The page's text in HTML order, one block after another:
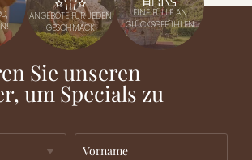
ANGEBOTE FÜR JEDEN
GESCHMACK
EINE FÜLLE AN
GLÜCKSGEFÜHLEN
Sie unseren
um Specials zu
Vorname